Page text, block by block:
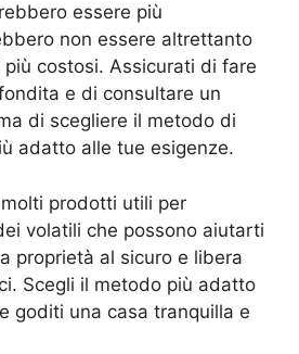
essere più
non essere altrettanto
costosi. Assicurati di fare
e di consultare un
di scegliere il metodo di
adatto alle tue esigenze.
prodotti utili per
volatili che possono aiutarti
proprietà al sicuro e libera
Scegli il metodo più adatto
goditi una casa tranquilla e